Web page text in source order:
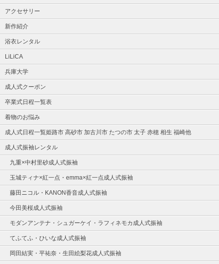
アクセサリー
新作紹介
浴衣レンタル
LiLiCA
兵庫大学
成人式クーポン
卒業式日程一覧表
着物のお悩み
成人式日程一覧姫路市 高砂市 加古川市 たつの市 太子 赤穂 相生 福崎他
成人式振袖レンタル
九重×中村里砂成人式振袖
玉城ティナ×紅一点・emma×紅一点成人式振袖
藤田ニコル・KANON香音成人式振袖
今田美桜成人式振袖
モダンアンテナ・シュガーケイ・ラフィネモカ成人式振袖
てふてふ・ひいな成人式振袖
岡田結実・平祐奈・生田絵梨花成人式振袖